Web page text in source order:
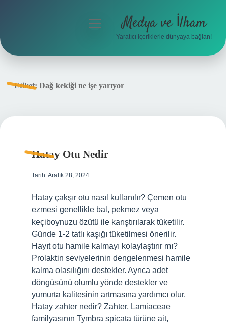
menüyü
Medya ve İlham
Yaratıcı içeriklerle dünyaya bağlan!
Etiket: Dağ kekiği ne işe yarıyor
Hatay Otu Nedir
Tarih: Aralık 28, 2024
Hatay çakşır otu nasıl kullanılır? Çemen otu
ezmesi genellikle bal, pekmez veya
keçiboynuzu özütü ile karıştırılarak tüketilir.
Günde 1-2 tatlı kaşığı tüketilmesi önerilir.
Hayıt otu hamile kalmayı kolaylaştırır mı?
Prolaktin seviyelerinin dengelenmesi hamile
kalma olasılığını destekler. Ayrıca adet
döngüsünü olumlu yönde destekler ve
yumurta kalitesinin artmasına yardımcı olur.
Hatay zahter nedir? Zahter, Lamiaceae
familyasının Tymbra spicata türüne ait,